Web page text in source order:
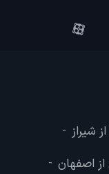
شیراز -
اصفهان -